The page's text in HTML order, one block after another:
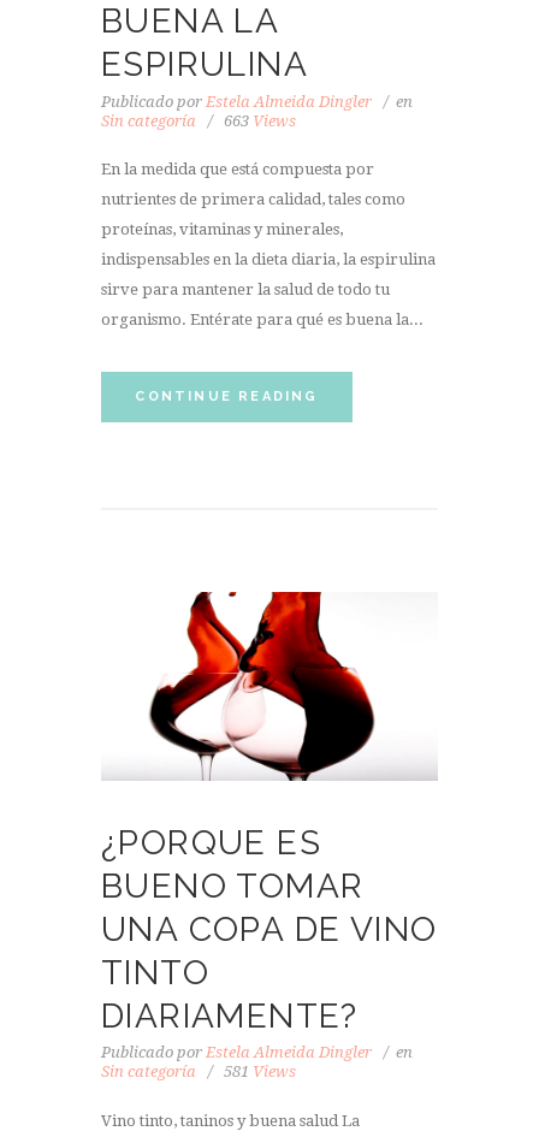
BUENA LA
ESPIRULINA
Publicado por Estela Almeida Dingler
en
Sin categoría
663 Views
En la medida que está compuesta por
nutrientes de primera calidad, tales como
proteínas, vitaminas y minerales,
indispensables en la dieta diaria, la espirulina
sirve para mantener la salud de todo tu
organismo. Entérate para qué es buena la...
CONTINUE READING
¿PORQUE ES
BUENO TOMAR
UNA COPA DE VINO
TINTO
DIARIAMENTE?
Publicado por Estela Almeida Dingler
en
Sin categoría
581 Views
Vino tinto, taninos y buena salud La